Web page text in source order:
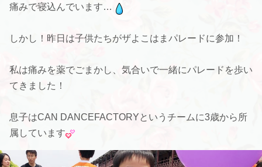
痛みで寝込んでいます…
しかし！昨日は子供たちがザよこはまパレードに参加！
私は痛みを薬でごまかし、気合いで一緒にパレードを歩い
てきました！
息子はCAN DANCEFACTORYというチームに3歳から所
属しています